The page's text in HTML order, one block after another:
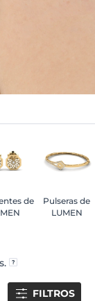
de
Pulseras de
LUMEN
FILTROS